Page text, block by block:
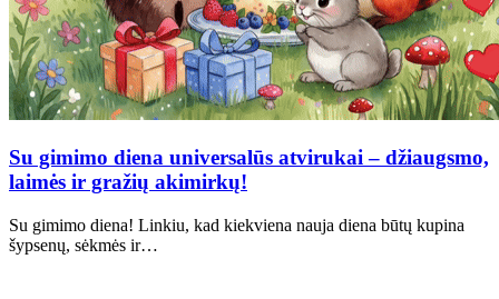
Su gimimo diena universalūs atvirukai – džiaugsmo,
laimės ir gražių akimirkų!
Su gimimo diena! Linkiu, kad kiekviena nauja diena būtų kupina
šypsenų, sėkmės ir…